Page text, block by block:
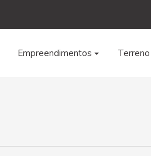
Empreendimentos